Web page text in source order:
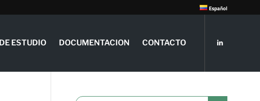
Español
ESTUDIO DOCUMENTACION CONTACTO